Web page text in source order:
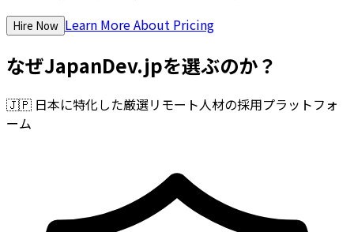
Hire Now Learn More About Pricing
なぜJapanDev.jpを選ぶのか？
🇯🇵 日本に特化した厳選リモート人材の採用プラットフォ
ーム